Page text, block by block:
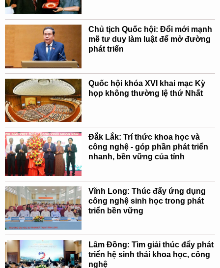
Chủ tịch Quốc hội: Đổi mới mạnh
mẽ tư duy làm luật để mở đường
phát triển
Quốc hội khóa XVI khai mạc Kỳ
họp không thường lệ thứ Nhất
Đắk Lắk: Trí thức khoa học và
công nghệ - góp phần phát triển
nhanh, bền vững của tỉnh
Vĩnh Long: Thúc đẩy ứng dụng
công nghệ sinh học trong phát
triển bền vững
Lâm Đồng: Tìm giải thúc đẩy phát
triển hệ sinh thái khoa học, công
nghệ